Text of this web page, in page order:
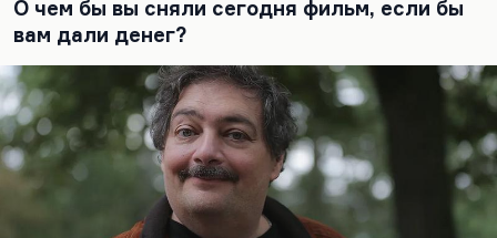
роман хорошо, когда есть эпохальное время на
дворе. Сегодня это не тот жанр, в котором надо
выступать. Мне вообще кажется, что время
эпических романов закончилось. Сегодня надо
писать…
О чем бы вы сняли сегодня фильм, если бы
вам дали денег?